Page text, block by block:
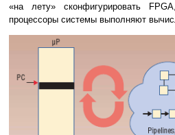
«на лету» сконфигурировать
процессоры системы выполняют